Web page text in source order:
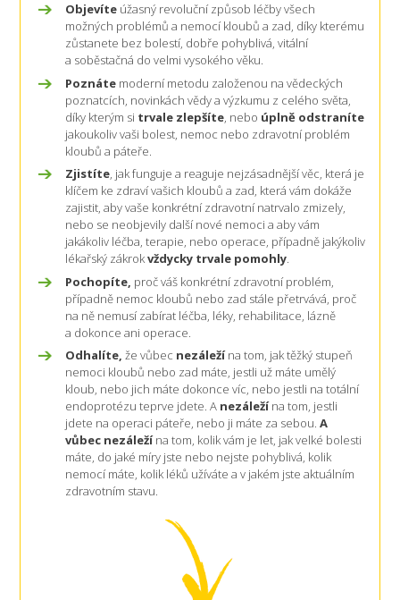
Objevíte úžasný revoluční způsob léčby všech
možných problémů a nemocí kloubů a zad, díky kterému
zůstanete bez bolestí, dobře pohyblivá, vitální
a soběstačná do velmi vysokého věku.
Poznáte moderní metodu založenou na vědeckých
poznatcích, novinkách vědy a výzkumu z celého světa,
díky kterým si trvale zlepšíte , nebo úplně odstraníte
jakoukoliv vaši bolest, nemoc nebo zdravotní problém
kloubů a páteře.
Zjistíte, jak funguje a reaguje nejzásadnější věc, která je
klíčem ke zdraví vašich kloubů a zad, která vám dokáže
zajistit, aby vaše konkrétní zdravotní natrvalo zmizely,
nebo se neobjevily další nové nemoci a aby vám
jakákoliv léčba, terapie, nebo operace, případně jakýkoliv
lékařský zákrokvždycky trvale pomohly.
Pochopíte, proč váš konkrétní zdravotní problém,
případně nemoc kloubů nebo zad stále přetrvává, proč
na ně nemusí zabírat léčba, léky, rehabilitace, lázně
a dokonce ani operace.
Odhalíte, že vůbec nezáležína tom, jak těžký stupeň
nemoci kloubů nebo zad máte, jestli už máte umělý
kloub, nebo jich máte dokonce víc, nebo jestli na totální
endoprotézu teprve jdete. A nezáležína tom, jestli
jdete na operaci páteře, nebo ji máte za sebou.A
vůbec nezáležína tom, kolik vám je let, jak velké bolesti
máte, do jaké míry jste nebo nejste pohyblivá, kolik
nemocí máte, kolik léků užíváte a v jakém jste aktuálním
zdravotním stavu.